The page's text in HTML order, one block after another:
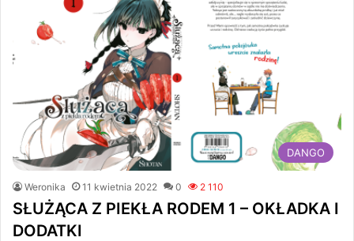
DANGO
Weronika 11 kwietnia 2022 0 2 110
SŁUŻĄCA Z PIEKŁA RODEM 1 – OKŁADKA I
DODATKI